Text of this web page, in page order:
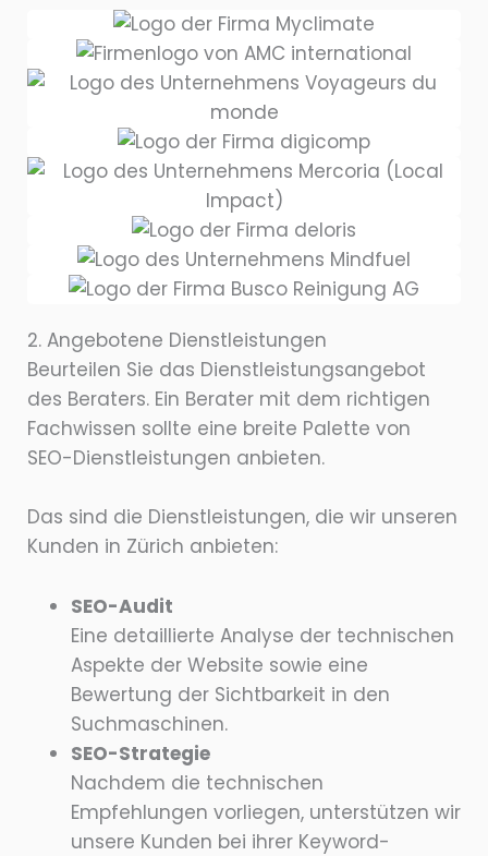
2. Angebotene Dienstleistungen
Beurteilen Sie das Dienstleistungsangebot
des Beraters. Ein Berater mit dem richtigen
Fachwissen sollte eine breite Palette von
SEO-Dienstleistungen anbieten.
Das sind die Dienstleistungen, die wir unseren
Kunden in Zürich anbieten:
SEO-Audit
Eine detaillierte Analyse der technischen
Aspekte der Website sowie eine
Bewertung der Sichtbarkeit in den
Suchmaschinen.
SEO-Strategie
Nachdem die technischen
Empfehlungen vorliegen, unterstützen wir
unsere Kunden bei ihrer Keyword-